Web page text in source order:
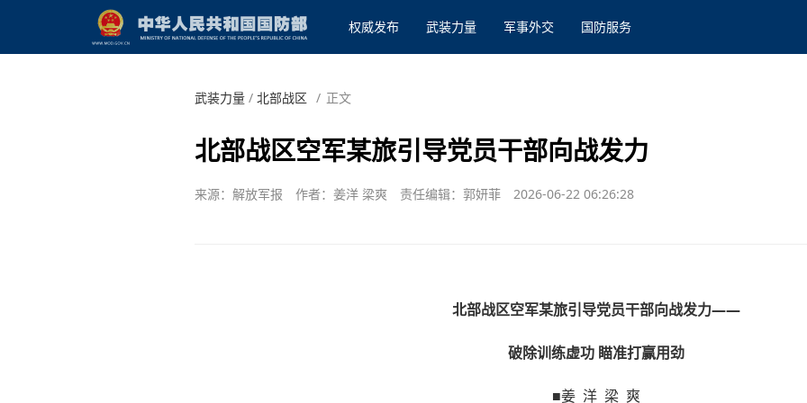
权威发布 武装力量 军事外交 国防服务
武装力量/ 北部战区 / 正文
北部战区空军某旅引导党员干部向战发力
来源：解放军报 作者：姜洋 梁爽 责任编辑：郭妍菲 2026-06-22 06:26:28
北部战区空军某旅引导党员干部向战发力——
破除训练虚功 瞄准打赢用劲
■姜 洋 梁 爽